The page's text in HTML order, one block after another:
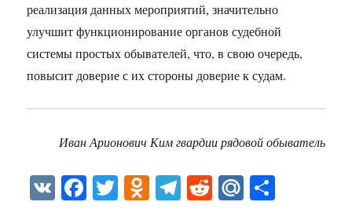
реализация данных мероприятий, значительно
улучшит функционирование органов судебной
системы простых обывателей, что, в свою очередь,
повысит доверие с их стороны доверие к судам.
Иван Арионович Ким гвардии рядовой обыватель
V Fa T O Te R M